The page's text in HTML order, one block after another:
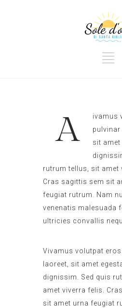
A
ivamus
pulvinar
sit amet
rutrum tellus, sit amet
Cras sagittis sem sit
feugiat rutrum. Nam
venenatis malesuada
ultricies convallis
Vivamus volutpat
laoreet, sit amet
dignissim. Sed quis
amet viverra felis.
sit amet urna feugiat